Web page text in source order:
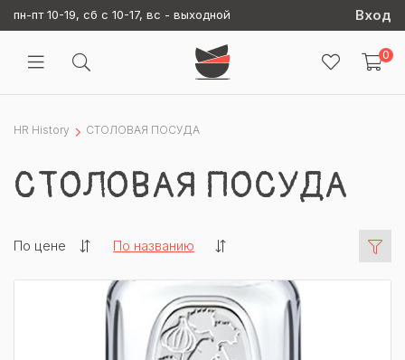
пн-пт 10-19, сб с 10-17, вс - выходной Вход
0
HR History СТОЛОВАЯ ПОСУДА
СТОЛОВАЯ ПОСУДА